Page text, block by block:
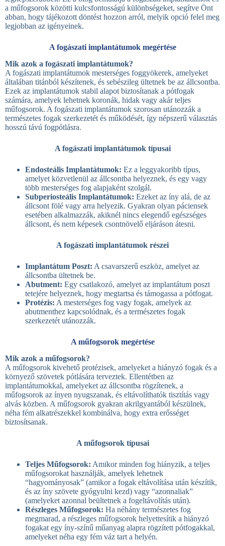
a műfogsorok közötti kulcsfontosságú különbségeket, segítve Önt
abban, hogy tájékozott döntést hozzon arról, melyik opció felel meg
legjobban az igényeinek.
A fogászati implantátumok megértése
Mik azok a fogászati implantátumok?
A fogászati implantátumok mesterséges foggyökerek, amelyeket
általában titánból készítenek, és sebészileg ültetnek be az állcsontba.
Ezek az implantátumok stabil alapot biztosítanak a pótfogak
számára, amelyek lehetnek koronák, hidak vagy akár teljes
műfogsorok. A fogászati implantátumok szorosan utánozzák a
természetes fogak szerkezetét és működését, így népszerű választás
hosszú távú fogpótlásra.
A fogászati implantátumok típusai
Endosteális Implantátumok: Ez a leggyakoribb típus,
amelyet közvetlenül az állcsontba helyeznek, és egy vagy
több mesterséges fog alapjaként szolgál.
Subperiosteális Implantátumok: Ezeket az íny alá, de az
állcsont fölé vagy arra helyezik. Gyakran olyan páciensek
esetében alkalmazzák, akiknél nincs elegendő egészséges
állcsont, és nem képesek csontnövelő eljáráson átesni.
A fogászati implantátumok részei
Implantátum Poszt: A csavarszerű eszköz, amelyet az
állcsontba ültetnek be.
Abutment: Egy csatlakozó, amelyet az implantátum poszt
tetejére helyeznek, hogy megtartsa és támogassa a pótfogat.
Protézis: A mesterséges fog vagy fogak, amelyek az
abutmenthez kapcsolódnak, és a természetes fogak
szerkezetét utánozzák.
A műfogsorok megértése
Mik azok a műfogsorok?
A műfogsorok kivehető protézisek, amelyeket a hiányzó fogak és a
környező szövetek pótlására terveztek. Ellentétben az
implantátumokkal, amelyeket az állcsontba rögzítenek, a
műfogsorok az ínyen nyugszanak, és eltávolíthatók tisztítás vagy
alvás közben. A műfogsorok gyakran akrilgyantából készülnek,
néha fém alkatrészekkel kombinálva, hogy extra erősséget
biztosítsanak.
A műfogsorok típusai
Teljes Műfogsorok: Amikor minden fog hiányzik, a teljes
műfogsorokat használják, amelyek lehetnek
“hagyományosak” (amikor a fogak eltávolítása után készítik,
és az íny szövete gyógyulni kezd) vagy “azonnaliak”
(amelyeket azonnal beültetnek a fogeltávolítás után).
Részleges Műfogsorok: Ha néhány természetes fog
megmarad, a részleges műfogsorok helyettesítik a hiányzó
fogakat egy íny-színű műanyag alapra rögzített pótfogakkal,
amelyeket néha egy fém váz tart a helyén.